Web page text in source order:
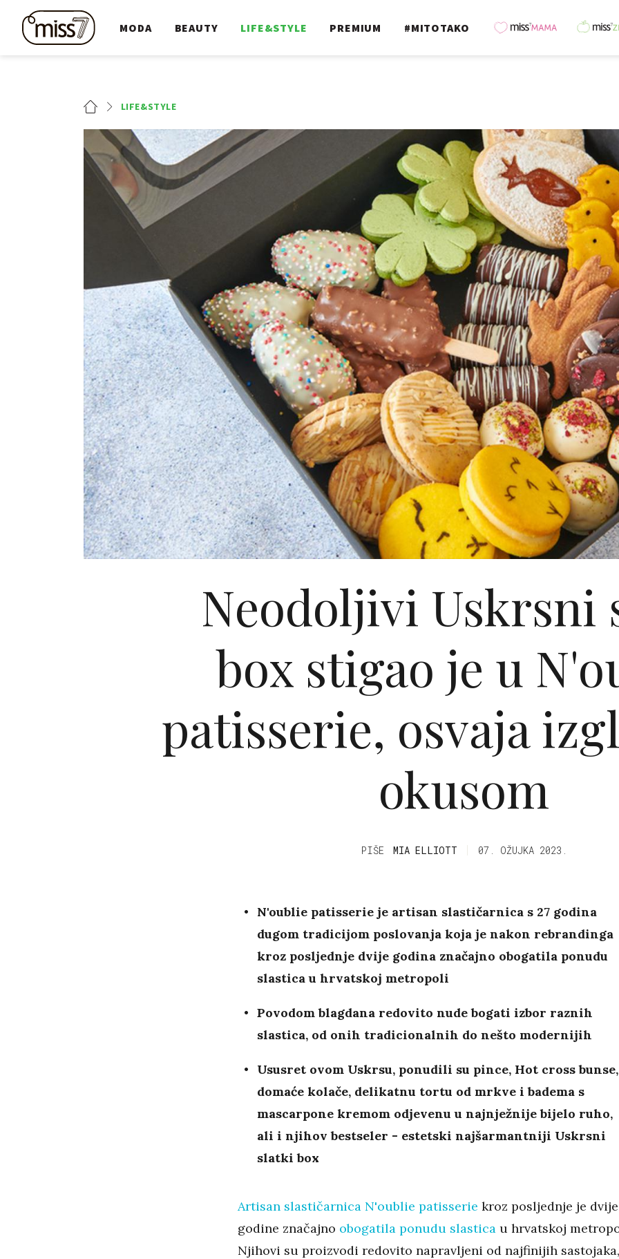
MODA BEAUTY LIFE&STYLE PREMIUM #MITOTAKO
LIFE&STYLE
Neodoljivi Uskrsni
box stigao je u
patisserie, osvaja
okusom
PIŠE MIA ELLIOTT 07. OŽUJKA 2023.
N'oublie patisserie je artisan slastičarnica s 27 godina
dugom tradicijom poslovanja koja je nakon rebrandinga
kroz posljednje dvije godina značajno obogatila ponudu
slastica u hrvatskoj metropoli
Povodom blagdana redovito nude bogati izbor raznih
slastica, od onih tradicionalnih do nešto modernijih
Ususret ovom Uskrsu, ponudili su pince, Hot cross bunse,
domaće kolače, delikatnu tortu od mrkve i badema s
mascarpone kremom odjevenu u najnježnije bijelo ruho,
ali i njihov bestseler - estetski najšarmantniji Uskrsni
slatki box
Artisan slastičarnica N'oublie patisserie kroz posljednje je dvije
godine značajno obogatila ponudu slasticau hrvatskoj
Njihovi su proizvodi redovito napravljeni od najfinijih